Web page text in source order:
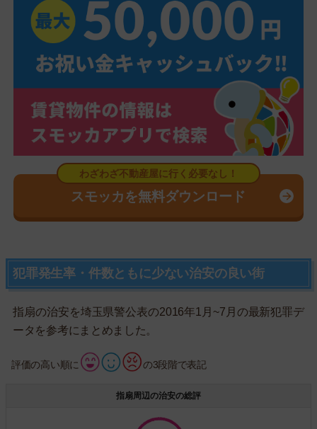
スモッカを無料ダウンロード
犯罪発生率・件数ともに少ない治安の良い街
指扇の治安を埼玉県警公表の2016年1月~7月の最新犯罪デ
ータを参考にまとめました。
評価の高い順に の3段階で表記
指扇周辺の治安の総評